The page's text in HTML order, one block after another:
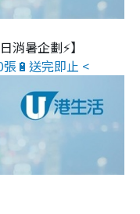
消暑企劃⚡】
🔋送完即止 <